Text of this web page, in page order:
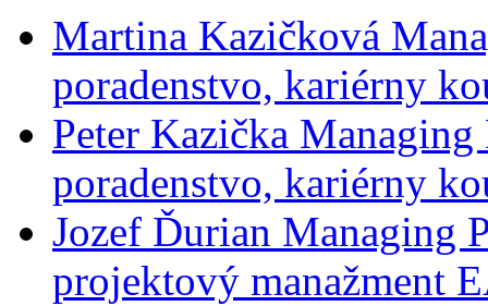
Martina Kazičková
poradenstvo, kariérny
Peter Kazička
poradenstvo, kariérny
Jozef Ďurian Managing
projektový manažment